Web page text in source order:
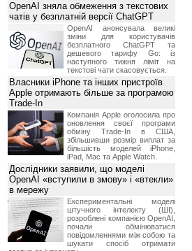
OpenAI зняла обмеження з текстових
чатів у безплатній версії ChatGPT
OpenAI анонсувала великі
зміни для користувачів
безплатного ChatGPT та
дешевого тарифу Go: із
наступного тижня ліміт на
текстові чати скасовується.
Власники iPhone та інших пристроїв
Apple отримають більше за програмою
Trade-In
Компанія Apple оголосила про
оновлення своєї програми
обміну Trade-In в США,
збільшивши розмір виплат за
більшість моделей iPhone,
iPad, Mac та Apple Watch.
Дослідники заявили, що моделі
OpenAI «вступили в змову» і «втекли»
в мережу
Експериментальні моделі
штучного інтелекту (ШІ),
розроблені компанією OpenAI,
почали обмінюватися
повідомленнями між собою та
шукати спосіб отримати